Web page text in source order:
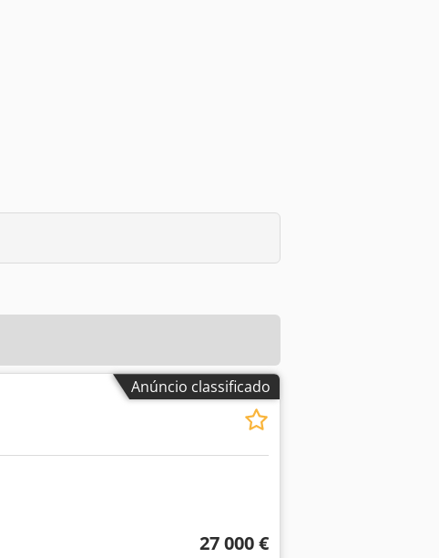
Anúncio classificado
27 000 €